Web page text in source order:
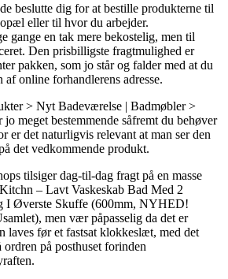
beslutte dig for at bestille produkterne til
eller til hvor du arbejder.
gange en tak mere bekostelig, men til
Den prisbilligste fragtmulighed er
pakken, som jo står og falder med at du
online forhandlerens adresse.
> Nyt Badeværelse | Badmøbler >
meget bestemmende såfremt du behøver
er det naturligvis relevant at man ser den
det vedkommende produkt.
tilsiger dag-til-dag fragt på en masse
– Lavt Vaskeskab Bad Med 2
I Øverste Skuffe (600mm, NYHED!
men vær påpasselig da det er
laves før et fastsat klokkeslæt, med det
på posthuset forinden